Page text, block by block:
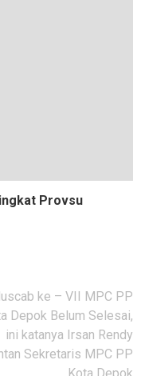
Provsu
ke – VII MPC PP
Depok Belum Selesai,
ini katanya Irsan Rendy
Sekretaris MPC PP